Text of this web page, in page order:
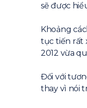
sẽ được
Khoảng
tục tiến rất
2012 vừa
Đối với
thay vì nói